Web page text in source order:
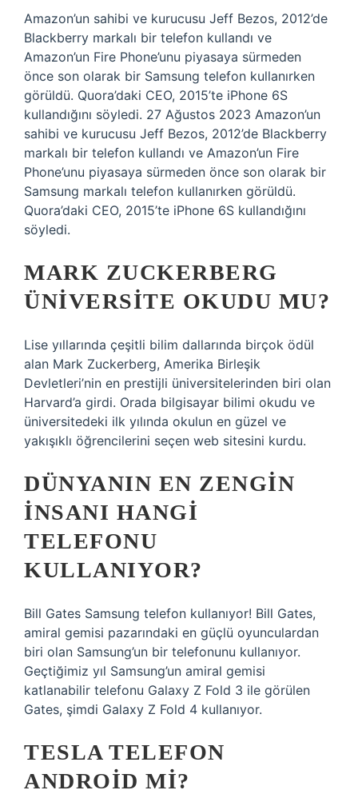
Amazon’un sahibi ve kurucusu Jeff Bezos, 2012’de
Blackberry markalı bir telefon kullandı ve
Amazon’un Fire Phone’unu piyasaya sürmeden
önce son olarak bir Samsung telefon kullanırken
görüldü. Quora’daki CEO, 2015’te iPhone 6S
kullandığını söyledi. 27 Ağustos 2023 Amazon’un
sahibi ve kurucusu Jeff Bezos, 2012’de Blackberry
markalı bir telefon kullandı ve Amazon’un Fire
Phone’unu piyasaya sürmeden önce son olarak bir
Samsung markalı telefon kullanırken görüldü.
Quora’daki CEO, 2015’te iPhone 6S kullandığını
söyledi.
MARK ZUCKERBERG
ÜNIVERSITE OKUDU MU?
Lise yıllarında çeşitli bilim dallarında birçok ödül
alan Mark Zuckerberg, Amerika Birleşik
Devletleri’nin en prestijli üniversitelerinden biri olan
Harvard’a girdi. Orada bilgisayar bilimi okudu ve
üniversitedeki ilk yılında okulun en güzel ve
yakışıklı öğrencilerini seçen web sitesini kurdu.
DÜNYANIN EN ZENGIN
INSANI HANGI
TELEFONU
KULLANIYOR?
Bill Gates Samsung telefon kullanıyor! Bill Gates,
amiral gemisi pazarındaki en güçlü oyunculardan
biri olan Samsung’un bir telefonunu kullanıyor.
Geçtiğimiz yıl Samsung’un amiral gemisi
katlanabilir telefonu Galaxy Z Fold 3 ile görülen
Gates, şimdi Galaxy Z Fold 4 kullanıyor.
TESLA TELEFON
ANDROID MI?